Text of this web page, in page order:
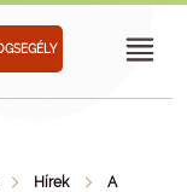
Hírek
A